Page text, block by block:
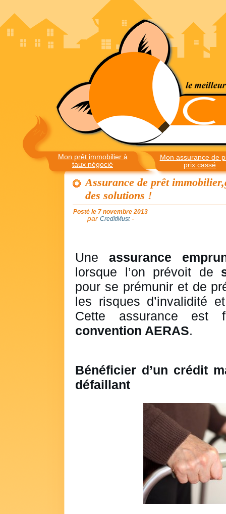
Mon prêt immobilier à
taux négocié
Mon assurance de
prix cassé
Assurance de prêt
des solutions !
Posté le 7 novembre 2013
par CreditMust-
Uneassurance
lorsque l’on prévoit de
pour se prémunir et de
les risques d’invalidité
Cette assurance est
convention AERAS.
Bénéficier d’un crédit
défaillant